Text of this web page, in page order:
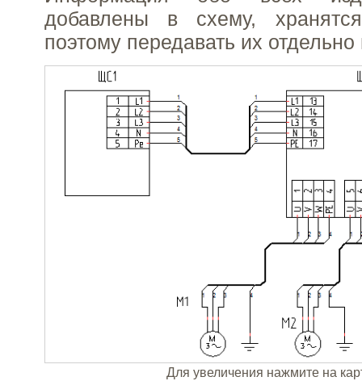
добавлены в схему,
поэтому передавать их отдельно
Для увеличения нажмите на